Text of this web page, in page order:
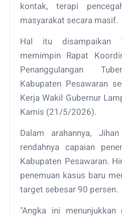
kontak, terapi
masyarakat secara masif.
Hal itu disampaikan
memimpin Rapat
Penanggulangan
Kabupaten Pesawaran
Kerja Wakil Gubernur
Kamis (21/5/2026).
Dalam arahannya,
rendahnya capaian
Kabupaten Pesawaran.
penemuan kasus baru
target sebesar 90 persen.
"Angka ini